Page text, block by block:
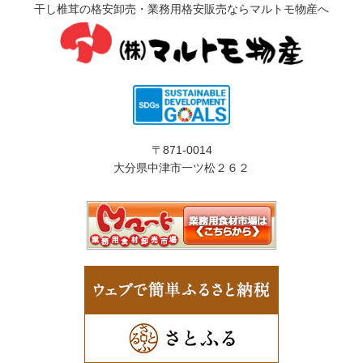
干し椎茸の格安卸売・業務用格安販売ならマルトモ物産へ
〒871-0014
大分県中津市一ツ松２６２